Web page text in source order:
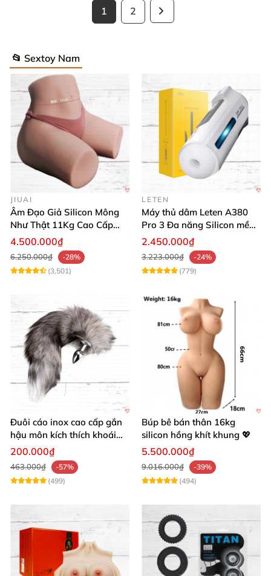
1 2
📂 Sextoy Nam
JIUAI
Âm Đạo Giả Silicon Mông
Như Thật 11Kg Cao Cấp
Tăng Khoái Cảm
4.500.000₫
6.250.000₫
-28%
(3,501)
LETEN
Máy thủ dâm Leten A380
Pro 3 Đa năng Silicon mềm
mại Cảm giác thật
2.450.000₫
3.223.000₫
-24%
(779)
Đuôi cáo inox cao cấp gắn
hậu môn kích thích khoái
cảm
200.000₫
463.000₫
-57%
(499)
Búp bê bán thân 16kg
silicon hồng khít khung 💖
5.500.000₫
9.016.000₫
-39%
(494)